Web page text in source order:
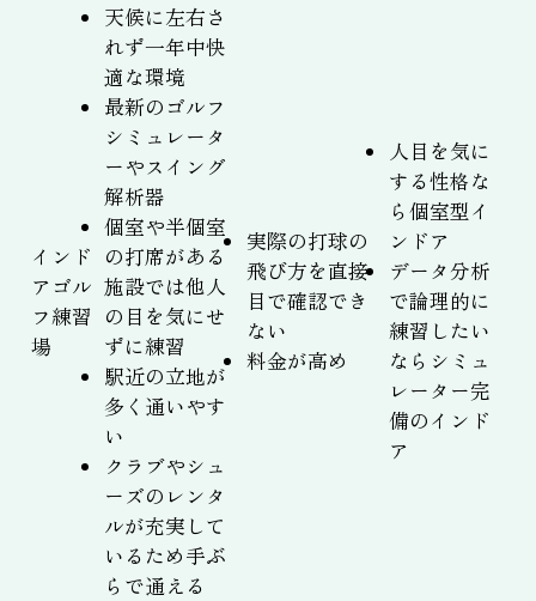
インド
アゴル
フ練習
場
天候に左右さ
れず一年中快
適な環境
最新のゴルフ
シミュレータ
ーやスイング
解析器
個室や半個室
の打席がある
施設では他人
の目を気にせ
ずに練習
駅近の立地が
多く通いやす
い
クラブやシュ
ーズのレンタ
ルが充実して
いるため手ぶ
らで通える
実際の打球の
飛び方を直接
目で確認でき
ない
料金が高め
人目を気に
する性格な
ら個室型イ
ンドア
データ分析
で論理的に
練習したい
ならシミュ
レーター完
備のインド
ア